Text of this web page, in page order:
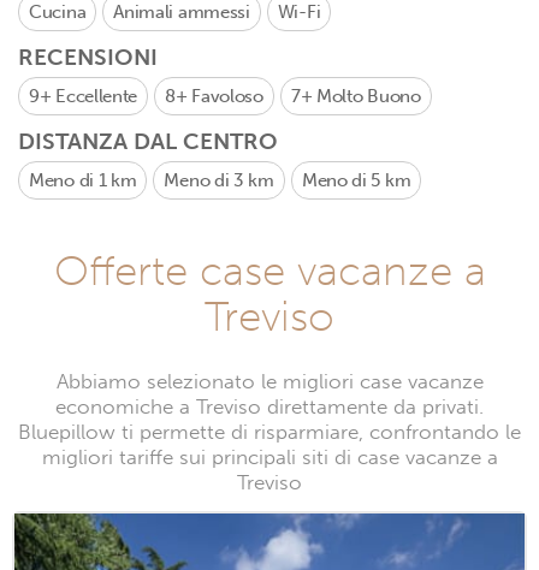
Cucina Animali ammessi Wi-Fi
RECENSIONI
9+ Eccellente 8+ Favoloso 7+ Molto Buono
DISTANZA DAL CENTRO
Meno di 1 km Meno di 3 km Meno di 5 km
Offerte case vacanze a
Treviso
Abbiamo selezionato le migliori case vacanze
economiche a Treviso direttamente da privati.
Bluepillow ti permette di risparmiare, confrontando le
migliori tariffe sui principali siti di case vacanze a
Treviso